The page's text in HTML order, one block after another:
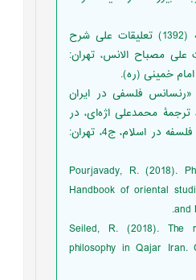
موسوی خمینی، روح اللّه (1392) تعلیقات علی شرح
مصباح الانس، تهران:
خمینی (ره).
سیدحسین (1370) «رنسانس فلسفی در ایران
محمدعلی اژه‌ای، در
شریف، میان‌محمد، تاریخ فلسفه در اسلام، ج4، تهران:
Pourjavady, R. (2018).
Handbook of oriental
Seiled, R. (2018). The
philosophy in Qajar